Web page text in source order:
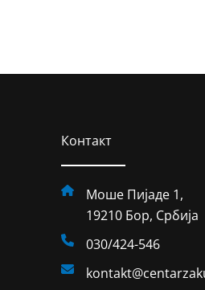
Контакт
Моше Пијаде 1,
19210 Бор, Србија
030/424-546